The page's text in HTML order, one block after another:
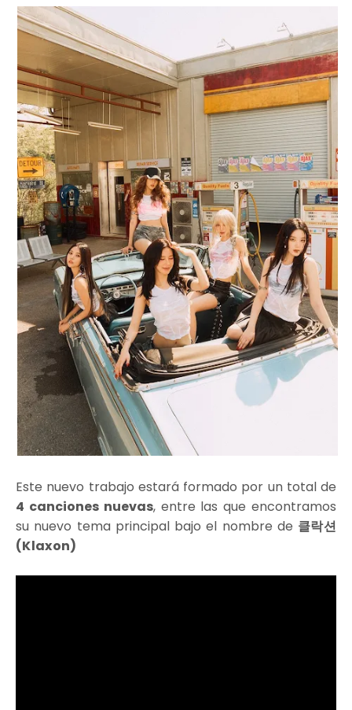
Este nuevo trabajo estará formado por un total de
4 canciones nuevas, entre las que encontramos
su nuevo tema principal bajo el nombre de 클락션
(Klaxon)